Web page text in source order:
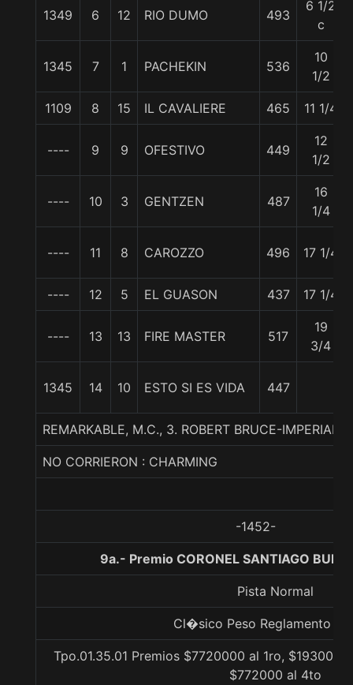
1349 6 12 RIO DUMO 493
6 1/2
c
1345 7 1 PACHEKIN 536
10
1/2
1109 8 15 IL CAVALIERE 465 11 1/4
---- 9 9 OFESTIVO 449
12
1/2
---- 10 3 GENTZEN 487
16
1/4
---- 11 8 CAROZZO 496 17 1/4
---- 12 5 EL GUASON 437 17 1/4
---- 13 13 FIRE MASTER 517
19
3/4
1345 14 10 ESTO SI ES VIDA 447
REMARKABLE, M.C., 3. ROBERT BRUCE-IMPERIAL
NO CORRIERON : CHARMING
-1452-
9a.- Premio CORONEL SANTIAGO
Pista Normal
Cl�sico Peso Reglamento
Tpo.01.35.01 Premios $7720000 al 1ro,
$772000 al 4to